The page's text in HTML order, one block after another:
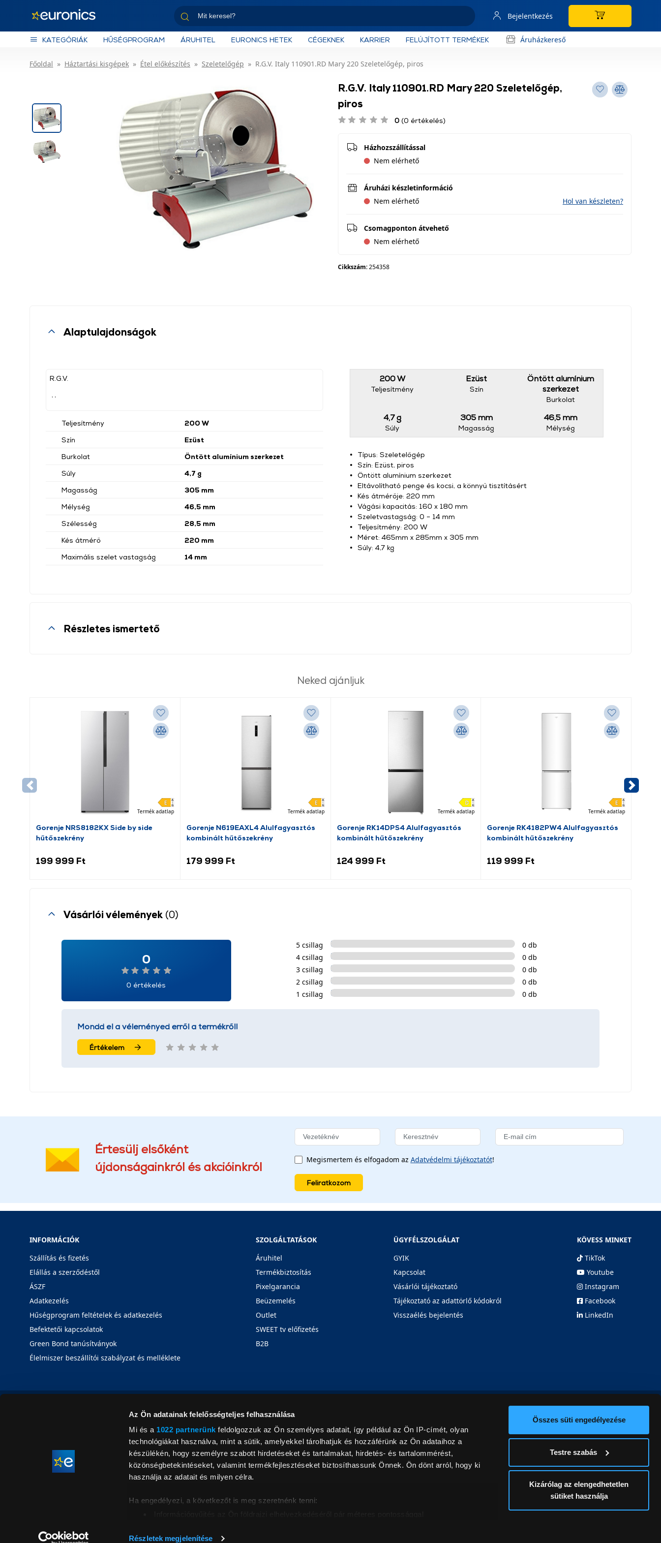
Az Ön adatainak felelősségteljes felhasználása
Mi és a 1022 partnerünk feldolgozzuk az Ön személyes adatait, így például az Ön IP-címét, olyan
technológiákat használva, mint a sütik, amelyekkel tárolhatjuk és hozzáférünk az Ön adataihoz a
készülékén, hogy személyre szabott hirdetéseket és tartalmakat, hirdetés- és tartalommérést,
közönségbetekintéseket, valamint termékfejlesztéseket biztosíthassunk Önnek. Ön dönt arról, hogy ki
használja az adatait és milyen célra.
Ha engedélyezi, a következőt is meg szeretnénk tenni:
ellenőrzésével
Részletek megjelenítése
Összes süti engedélyezése
Testre szabás
Kizárólag az elengedhetetlen
sütiket használja
Bejelentkezés
KATEGÓRIÁK HŰSÉGPROGRAM ÁRUHITEL EURONICS HETEK CÉGEKNEK KARRIER FELÚJÍTOTT TERMÉKEK Áruházkereső
Főoldal Háztartási kisgépek Étel előkészítés Szeletelőgép R.G.V. Italy 110901.RD Mary 220 Szeletelőgép, piros
R.G.V. Italy 110901.RD Mary 220 Szeletelőgép,
piros
0 (0 értékelés)
Házhozszállítással
Nem elérhető
Áruházi készletinformáció
Nem elérhető
Hol van készleten?
Csomagponton átvehető
Nem elérhető
Cikkszám:254358
Alaptulajdonságok
R.G.V.
Teljesítmény
200 W
Szín
Ezüst
Burkolat
Öntött alumínium szerkezet
Súly
4,7 g
Magasság
305 mm
Mélység
46,5 mm
Szélesség
28,5 mm
Kés átmérő
220 mm
Maximális szelet vastagság
14 mm
200 W
Teljesítmény
Ezüst
Szín
Öntött alumínium
szerkezet
Burkolat
4,7 g
Súly
305 mm
Magasság
46,5 mm
Mélység
Típus: Szeletelőgép
Szín: Ezüst, piros
Öntött alumínium szerkezet
Eltávolítható penge és kocsi, a könnyű tisztításért
Kés átmérője: 220 mm
Vágási kapacitás: 160 x 180 mm
Szeletvastagság: 0 – 14 mm
Teljesítmény: 200 W
Méret: 465mm x 285mm x 305 mm
Súly: 4,7 kg
Részletes ismertető
Neked ajánljuk
Termék adatlap
Gorenje NRS8182KX Side by side
hűtőszekrény
199 999 Ft
Termék adatlap
Gorenje N619EAXL4 Alulfagyasztós
kombinált hűtőszekrény
179 999 Ft
Termék adatlap
Gorenje RK14DPS4 Alulfagyasztós
kombinált hűtőszekrény
124 999 Ft
Termék adatlap
Gorenje RK4182PW4 Alulfagyasztós
kombinált hűtőszekrény
119 999 Ft
Vásárlói vélemények (0)
0
0 értékelés
5 csillag
0 db
4 csillag
0 db
3 csillag
0 db
2 csillag
0 db
1 csillag
0 db
Mondd el a véleményed erről a termékről!
Értékelem
Értesülj elsőként
újdonságainkról és akcióinkról
Megismertem és elfogadom az Adatvédelmi tájékoztatót!
Feliratkozom
INFORMÁCIÓK
Szállítás és fizetés
Elállás a szerződéstől
ÁSZF
Adatkezelés
Hűségprogram feltételek és adatkezelés
Befektetői kapcsolatok
Green Bond tanúsítványok
Élelmiszer beszállítói szabályzat és melléklete
SZOLGÁLTATÁSOK
Áruhitel
Termékbiztosítás
Pixelgarancia
Beüzemelés
Outlet
SWEET tv előfizetés
B2B
ÜGYFÉLSZOLGÁLAT
GYIK
Kapcsolat
Vásárlói tájékoztató
Tájékoztató az adattörlő kódokról
Visszaélés bejelentés
KÖVESS MINKET
TikTok
Youtube
Instagram
Facebook
LinkedIn
© 2026. Minden jog fenntartva! Euronics Műszaki Áruházlánc
feltüntetett árak, képek leírások tájékoztató jellegűek, és nem minősülnek ajánlattételnek, az esetleges pontatlanságért